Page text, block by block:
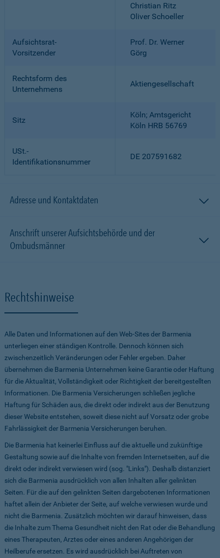
Christian Ritz
Oliver Schoeller
Aufsichtsrat-
Vorsitzender
Prof. Dr. Werner
Görg
Rechtsform des
Unternehmens
Aktiengesellschaft
Sitz
Köln; Amtsgericht
Köln HRB 56769
USt.-
Identifikationsnummer
DE 207591682
Adresse und Kontaktdaten
Anschrift unserer Aufsichtsbehörde und der
Ombudsmänner
Rechtshinweise
Alle Daten und Informationen auf den Web-Sites der Barmenia
unterliegen einer ständigen Kontrolle. Dennoch können sich
zwischenzeitlich Veränderungen oder Fehler ergeben. Daher
übernehmen die Barmenia Unternehmen keine Garantie oder Haftung
für die Aktualität, Vollständigkeit oder Richtigkeit der bereitgestellten
Informationen. Die Barmenia Versicherungen schließen jegliche
Haftung für Schäden aus, die direkt oder indirekt aus der Benutzung
dieser Website entstehen, soweit diese nicht auf Vorsatz oder grobe
Fahrlässigkeit der Barmenia Versicherungen beruhen.
Die Barmenia hat keinerlei Einfluss auf die aktuelle und zukünftige
Gestaltung sowie auf die Inhalte von fremden Internetseiten, auf die
direkt oder indirekt verwiesen wird (sog. "Links"). Deshalb distanziert
sich die Barmenia ausdrücklich von allen Inhalten aller gelinkten
Seiten. Für die auf den gelinkten Seiten dargebotenen Informationen
haftet allein der Anbieter der Seite, auf welche verwiesen wurde und
nicht die Barmenia. Zusätzlich möchten wir darauf hinweisen, dass
die Inhalte zum Thema Gesundheit nicht den Rat oder die Behandlung
eines Therapeuten, Arztes oder eines anderen Angehörigen der
Heilberufe ersetzen. Es wird ausdrücklich bei Auftreten von